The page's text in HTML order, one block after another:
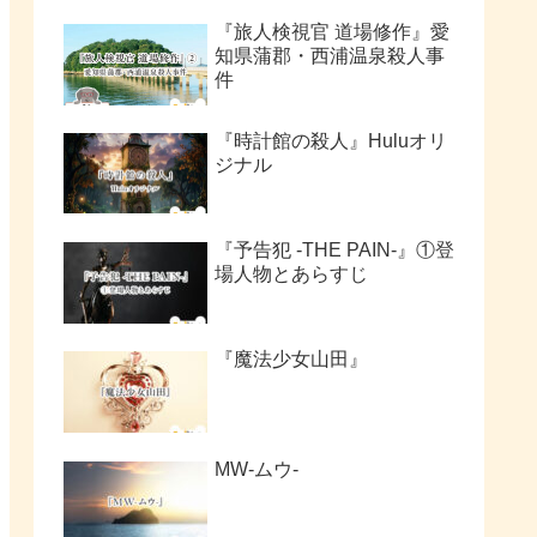
『旅人検視官 道場修作』愛
知県蒲郡・西浦温泉殺人事
件
『時計館の殺人』Huluオリ
ジナル
『予告犯 -THE PAIN-』①登
場人物とあらすじ
『魔法少女山田』
MW-ムウ-